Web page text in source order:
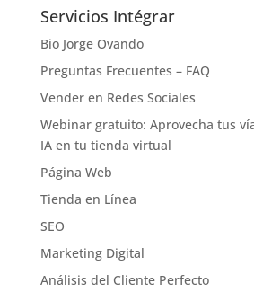
Servicios Intégrar
Bio Jorge Ovando
Preguntas Frecuentes – FAQ
Vender en Redes Sociales
Webinar gratuito: Aprovecha tus
IA en tu tienda virtual
Página Web
Tienda en Línea
SEO
Marketing Digital
Análisis del Cliente Perfecto